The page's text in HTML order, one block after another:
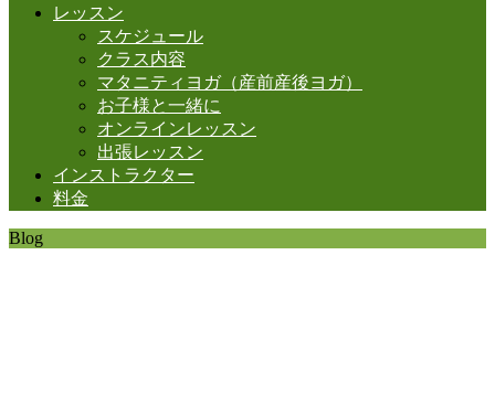
レッスン
スケジュール
クラス内容
マタニティヨガ（産前産後ヨガ）
お子様と一緒に
オンラインレッスン
出張レッスン
インストラクター
料金
Blog